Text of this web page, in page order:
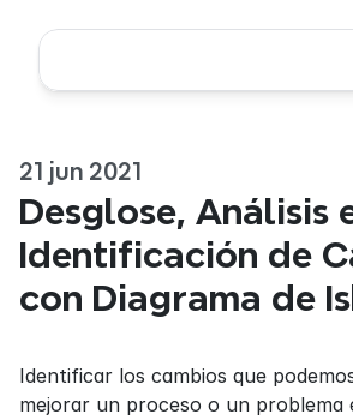
21 jun 2021
Desglose, Análisis
Identificación de
con Diagrama de
Identificar los cambios que
mejorar un proceso o un problema